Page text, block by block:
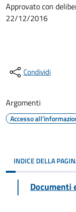
Approvato con
22/12/2016
Condividi
Argomenti
Accesso
INDICE DELLA
Documenti